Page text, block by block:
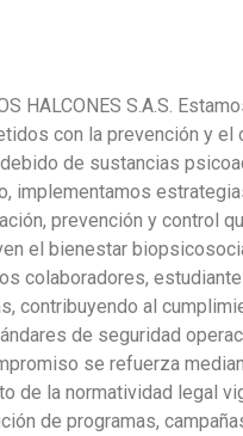
HALCONES S.A.S.
con la prevención y el
de sustancias
implementamos
prevención y control
el bienestar
colaboradores,
contribuyendo al
de seguridad
se refuerza
de la normatividad legal
de programas,